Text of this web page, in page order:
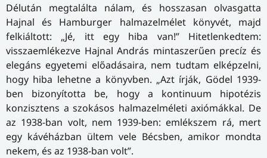
Délután megtalálta nálam, és hosszasan olvasgatta
Hajnal és Hamburger halmazelmélet könyvét, majd
felkiáltott: „Jé, itt egy hiba van!” Hitetlenkedtem:
visszaemlékezve Hajnal András mintaszerűen precíz és
elegáns egyetemi előadásaira, nem tudtam elképzelni,
hogy hiba lehetne a könyvben. „Azt írják, Gödel 1939-
ben bizonyította be, hogy a kontinuum hipotézis
konzisztens a szokásos halmazelméleti axiómákkal. De
az 1938-ban volt, nem 1939-ben: emlékszem rá, mert
egy kávéházban ültem vele Bécsben, amikor mondta
nekem, és az 1938-ban volt”.